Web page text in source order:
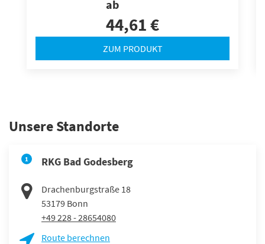
ab
44,61 €
ZUM PRODUKT
Unsere Standorte
1 RKG Bad Godesberg
Drachenburgstraße 18
53179 Bonn
+49 228 - 28654080
Route berechnen